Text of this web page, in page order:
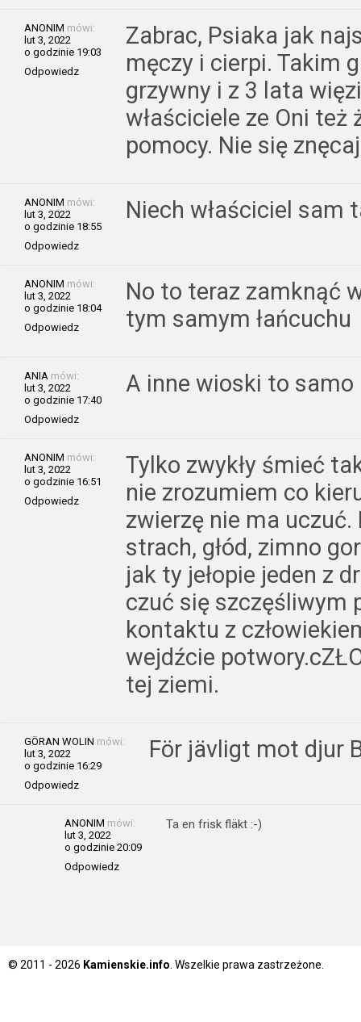
ANONIM mówi:
lut 3, 2022
o godzinie 19:03
Odpowiedz
Zabrac, Psiaka jak
męczy i cierpi. Takim
grzywny i z 3 lata
właściciele ze Oni też
pomocy. Nie się
ANONIM mówi:
lut 3, 2022
o godzinie 18:55
Odpowiedz
Niech właściciel sam
ANONIM mówi:
lut 3, 2022
o godzinie 18:04
Odpowiedz
No to teraz zamknąć
tym samym łańcuchu
ANIA mówi:
lut 3, 2022
o godzinie 17:40
Odpowiedz
A inne wioski to samo
ANONIM mówi:
lut 3, 2022
o godzinie 16:51
Odpowiedz
Tylko zwykły śmieć
nie zrozumiem co
zwierzę nie ma uczuć.
strach, głód, zimno
jak ty jełopie jeden z
czuć się szczęśliwym
kontaktu z
wejdźcie
tej ziemi.
GÖRAN WOLIN mówi:
lut 3, 2022
o godzinie 16:29
Odpowiedz
För jävligt mot djur
ANONIM mówi:
lut 3, 2022
o godzinie 20:09
Odpowiedz
Ta en frisk fläkt :-)
© 2011 - 2026 Kamienskie.info . Wszelkie prawa zastrzeżone.